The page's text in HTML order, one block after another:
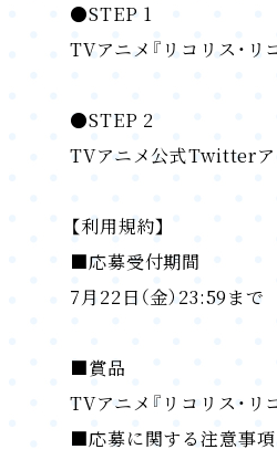
●STEP 1
TVアニメ『リコリス・
●STEP 2
TVアニメ公式Twitterア
【利用規約】
■応募受付期間
7月22日（金）23:59まで
■賞品
TVアニメ『リコリス・
■応募に関する注意事項